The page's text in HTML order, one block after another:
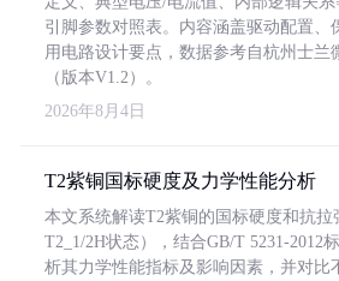
引脚参数对照表。内容涵盖驱动配置、
用电路设计要点，数据参考自杭州士兰
（版本V1.2）。
2026年8月4日
T2紫铜国标硬度及力学性能分析
本文系统解读T2紫铜的国标硬度和抗拉
T2_1/2H状态），结合GB/T 5231-2012
析其力学性能指标及影响因素，并对比